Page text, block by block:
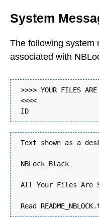
System
The following system
associated with
>>>> YOUR FILES ARE
<<<<
ID
Text shown as a
NBLock Black
All Your Files Are
Read